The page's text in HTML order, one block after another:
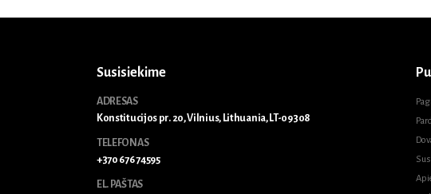
Susisiekime
ADRESAS
Konstitucijos pr. 20, Vilnius, Lithuania, LT-09308
TELEFONAS
+370 676 74595
EL. PAŠTAS